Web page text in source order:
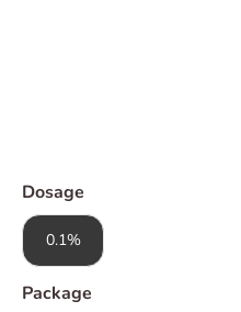
Dosage
0.1%
Package